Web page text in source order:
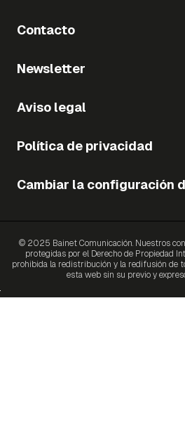
Contacto
Newsletter
Aviso legal
Política de privacidad
Cambiar la configuración
© 2025 Bainet Comunicación. Nuestros
protegidas por el Derecho de Propiedad
prohibida la redistribución y la redifusión de
esta web sin su previo y